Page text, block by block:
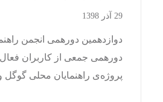
29 آذر 1398
دوازدهمین دورهمی انجمن
دورهمی جمعی از کاربران
پروژه‌ی راهنمایان محلی